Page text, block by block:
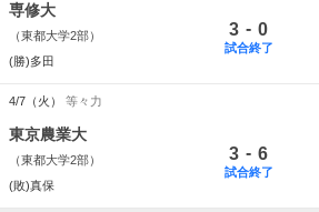
専修大
（東都大学2部）
(勝)多田
3 - 0
試合終了
4/7（火） 等々力
東京農業大
（東都大学2部）
(敗)真保
3 - 6
試合終了